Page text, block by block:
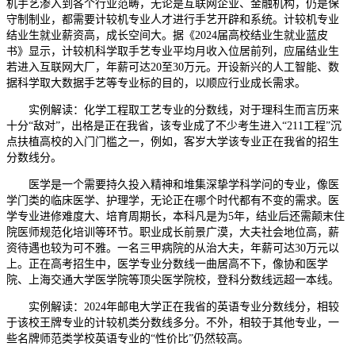
机手艺渗入到各个行业范畴，无论是互联网企业、金融机构，仍是保
守制制业，都需要计较机专业人才进行手艺开辟和系统。计较机专业
结业生就业薪资高，成长空间大。据《2024届高校结业生就业蓝皮
书》显示，计较机科学取手艺专业平均月收入位居前列，应届结业生
若进入互联网大厂，年薪可达20至30万元。开设新兴的人工智能、数
据科学取大数据手艺等专业标的目的，以顺应行业成长需求。
实例解读：化学工程取工艺专业的分数线，对于理科生而言历来
十分“敌对”，出格是正在我省，该专业成了不少考生进入“211工程”沉
点扶植高校的入门门槛之一，例如，客岁大学该专业正在我省的招生
分数线分。
医学是一个需要持久投入精神和堆集深挚学科学问的专业，像医
学门类的临床医学、护理学，无论正在哪个时代都有不变的需求。医
学专业进修难度大、培育周期长，本科凡是为5年，结业后还需颠末住
院医师规范化培训等环节。职业成长前景广漠，大夫社会地位高，薪
资待遇也较为可不雅。一名三甲病院的从治大夫，年薪可达30万元以
上。正在高考招生中，医学专业分数线一曲居高不下，像协和医学
院、上海交通大学医学院等顶尖医学院校，登科分数线远超一本线。
实例解读：2024年邮电大学正在我省的英语专业分数线分，相较
于该校王牌专业的计较机类分数线多分。不外，相较于其他专业，一
些名牌师范类学校英语专业的“性价比”仍然较高。